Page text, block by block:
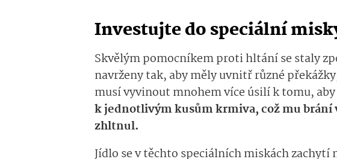
Investujte do speciální
Skvělým pomocníkem proti hltání se staly
navrženy tak, aby měly uvnitř různé
musí vyvinout mnohem více úsilí k tomu, aby
k jednotlivým kusům krmiva, což mu brání
zhltnul.
Jídlo se v těchto speciálních miskách